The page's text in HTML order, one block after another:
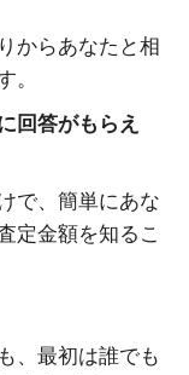
からあなたと相
。
回答がもらえ
で、簡単にあな
定金額を知るこ
、最初は誰でも